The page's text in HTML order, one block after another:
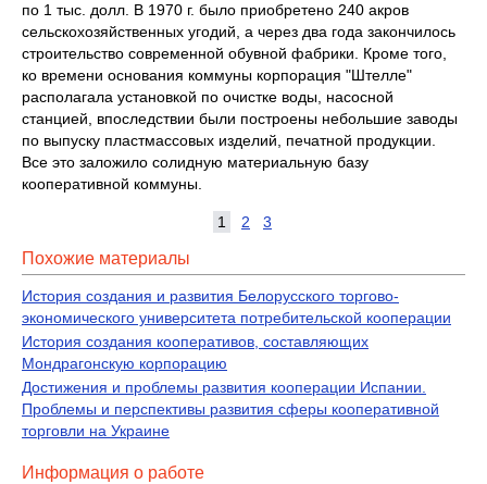
по 1 тыс. долл. В 1970 г. было приобре­тено 240 акров
сельскохозяйственных угодий, а через два года закон­чилось
строительство современной обувной фабрики. Кроме того,
ко времени основания коммуны корпорация "Штелле"
располагала уста­новкой по очистке воды, насосной
станцией, впоследствии были по­строены небольшие заводы
по выпуску пластмассовых изделий, пе­чатной продукции.
Все это заложило солидную материальную базу
кооперативной коммуны.
1 2 3
Похожие материалы
История создания и развития Белорусского торгово-
экономического университета потребительской кооперации
История создания кооперативов, составляющих
Мондрагонскую корпорацию
Достижения и проблемы развития кооперации Испании.
Проблемы и перспективы развития сферы кооперативной
торговли на Украине
Информация о работе